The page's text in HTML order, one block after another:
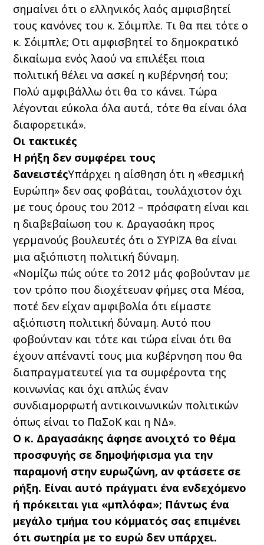
σημαίνει ότι ο ελληνικός λαός αμφισβητεί
τους κανόνες του κ. Σόιμπλε. Τι θα πει τότε ο
κ. Σόιμπλε; Οτι αμφισβητεί το δημοκρατικό
δικαίωμα ενός λαού να επιλέξει ποια
πολιτική θέλει να ασκεί η κυβέρνησή του;
Πολύ αμφιβάλλω ότι θα το κάνει. Τώρα
λέγονται εύκολα όλα αυτά, τότε θα είναι όλα
διαφορετικά».
Οι τακτικές
Η ρήξη δεν συμφέρει τους
δανειστέςΥπάρχει η αίσθηση ότι η «θεσμική
Ευρώπη» δεν σας φοβάται, τουλάχιστον όχι
με τους όρους του 2012 – πρόσφατη είναι και
η διαβεβαίωση του κ. Δραγασάκη προς
γερμανούς βουλευτές ότι ο ΣΥΡΙΖΑ θα είναι
μια αξιόπιστη πολιτική δύναμη.
«Νομίζω πώς ούτε το 2012 μάς φοβούνταν με
τον τρόπο που διοχέτευαν φήμες στα Μέσα,
ποτέ δεν είχαν αμφιβολία ότι είμαστε
αξιόπιστη πολιτική δύναμη. Αυτό που
φοβούνταν και τότε και τώρα είναι ότι θα
έχουν απέναντί τους μια κυβέρνηση που θα
διαπραγματευτεί για τα συμφέροντα της
κοινωνίας και όχι απλώς έναν
συνδιαμορφωτή αντικοινωνικών πολιτικών
όπως είναι το ΠαΣοΚ και η ΝΔ».
Ο κ. Δραγασάκης άφησε ανοιχτό το θέμα
προσφυγής σε δημοψήφισμα για την
παραμονή στην ευρωζώνη, αν φτάσετε σε
ρήξη. Είναι αυτό πράγματι ένα ενδεχόμενο
ή πρόκειται για «μπλόφα»; Πάντως ένα
μεγάλο τμήμα του κόμματός σας επιμένει
ότι σωτηρία με το ευρώ δεν υπάρχει.